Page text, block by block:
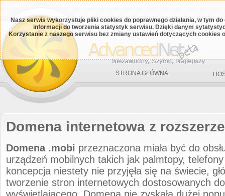
Nasz serwis wykorzystuje pliki cookies do poprawnego działania, w tym
informacji do tworzenia statystyk serwisu. Dzięki danym
Korzystanie z naszego serwisu bez zmiany ustawień dotyczących cookies
STRONA GŁÓWNA
Domena internetowa z
Domena .mobi przeznaczona miała być do
urządzeń mobilnych takich jak palmtopy,
koncepcja niestety nie przyjęła się na świecie,
tworzenie stron internetowych dostosowanych